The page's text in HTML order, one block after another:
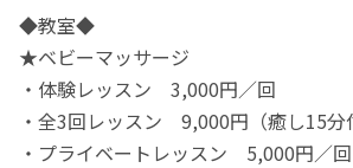
◆教室◆
★ベビーマッサージ
・体験レッスン 3,000円／回
・全3回レッスン 9,000円（癒し15分
・プライベートレッスン 5,000円／回